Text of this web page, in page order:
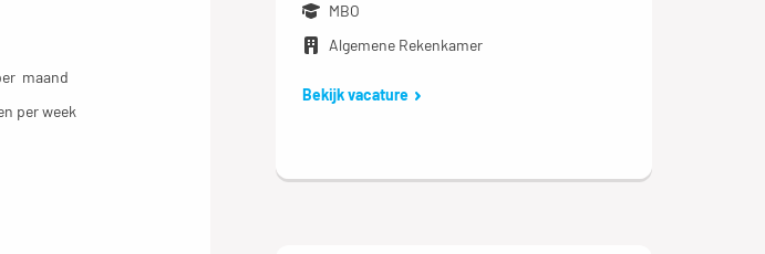
MBO
Algemene Rekenkamer
Bekijk vacature
maand
per week